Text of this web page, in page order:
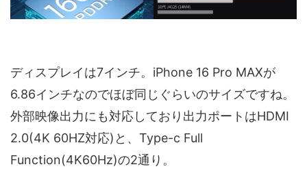
ディスプレイは7インチ。iPhone 16 Pro MAXが
6.86インチなのでほぼ同じぐらいのサイズですね。
外部映像出力にも対応しており出力ポートはHDMI
2.0(4K 60HZ対応)と、Type-c Full
Function(4K60Hz)の2通り。